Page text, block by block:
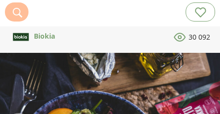
ETUSIVU
RESEPTIHAKU
RUOKATEEMAT
KESKUSTELUT
KOTIKOKIT
Biokia 30 092